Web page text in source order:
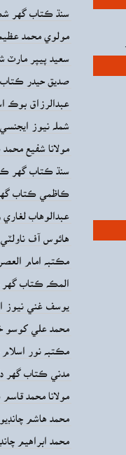
سنڌ ڪتاب گهر
مولوي محمد
سعيد پيپر مارٽ
صديق حيدر
عبدالرزاق بوڪ
شمله نيوز
مولانا شفيع
سنڌ ڪتاب گهر
ڪاظمي ڪتاب
عبدالوهاب لغاري
هائوس آف ناولٽي
مڪتبه امام
المڪه ڪتاب گهر
يوسف غني نيوز
محمد علي کوسو
مڪتبه نور اسلام
مدني ڪتاب گهر
مولانا محمد
محمد هاشم چانڊيو
محمد ابراهيم